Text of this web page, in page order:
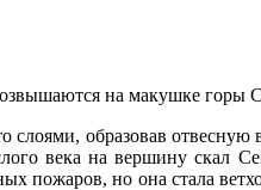
на макушке горы
образовав
века на вершину скал
пожаров, но она стала